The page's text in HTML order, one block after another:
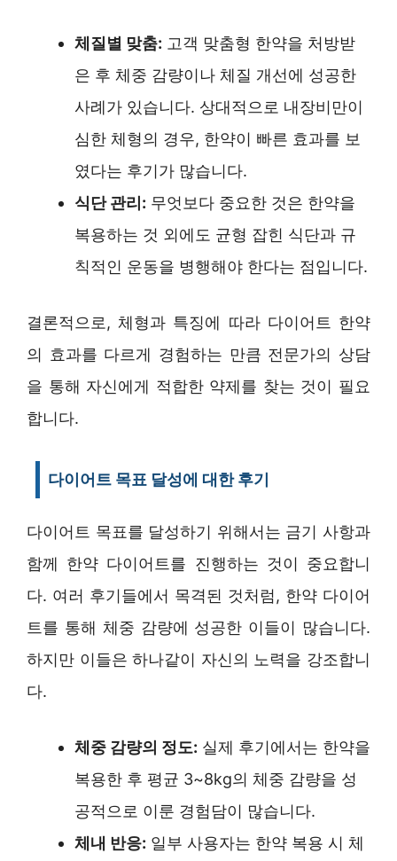
체질별 맞춤: 고객 맞춤형 한약을 처방받
은 후 체중 감량이나 체질 개선에 성공한
사례가 있습니다. 상대적으로 내장비만이
심한 체형의 경우, 한약이 빠른 효과를 보
였다는 후기가 많습니다.
식단 관리: 무엇보다 중요한 것은 한약을
복용하는 것 외에도 균형 잡힌 식단과 규
칙적인 운동을 병행해야 한다는 점입니다.
결론적으로, 체형과 특징에 따라 다이어트 한약
의 효과를 다르게 경험하는 만큼 전문가의 상담
을 통해 자신에게 적합한 약제를 찾는 것이 필요
합니다.
다이어트 목표 달성에 대한 후기
다이어트 목표를 달성하기 위해서는 금기 사항과
함께 한약 다이어트를 진행하는 것이 중요합니
다. 여러 후기들에서 목격된 것처럼, 한약 다이어
트를 통해 체중 감량에 성공한 이들이 많습니다.
하지만 이들은 하나같이 자신의 노력을 강조합니
다.
체중 감량의 정도: 실제 후기에서는 한약을
복용한 후 평균 3~8kg의 체중 감량을 성
공적으로 이룬 경험담이 많습니다.
체내 반응: 일부 사용자는 한약 복용 시 체